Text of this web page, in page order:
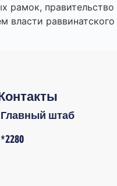
рамок, правительство
власти раввинатского
Контакты
Главный штаб
*2280